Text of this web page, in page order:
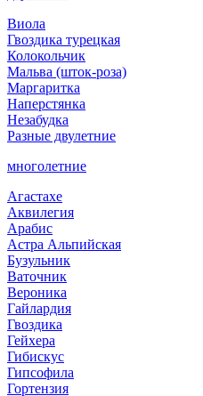
Виола
Гвоздика турецкая
Колокольчик
Мальва (шток-роза)
Маргаритка
Наперстянка
Незабудка
Разные двулетние
многолетние
Агастахе
Аквилегия
Арабис
Астра Альпийская
Бузульник
Ваточник
Вероника
Гайлардия
Гвоздика
Гейхера
Гибискус
Гипсофила
Гортензия